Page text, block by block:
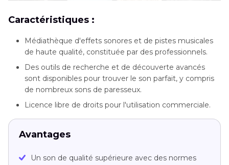
Caractéristiques :
Médiathèque d'effets sonores et de pistes musicales
de haute qualité, constituée par des professionnels.
Des outils de recherche et de découverte avancés
sont disponibles pour trouver le son parfait, y compris
de nombreux sons de paresseux.
Licence libre de droits pour l'utilisation commerciale.
Avantages
Un son de qualité supérieure avec des normes